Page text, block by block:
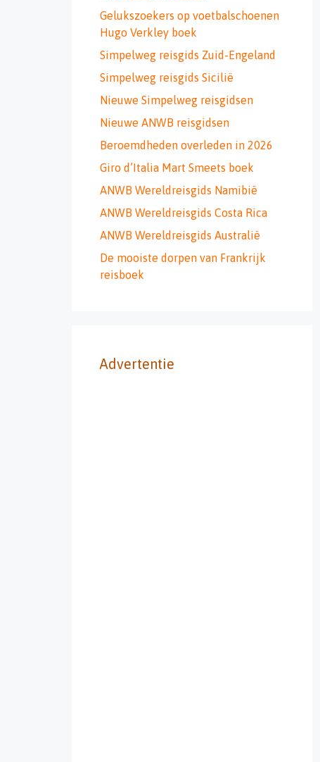
Gelukszoekers op voetbalschoenen
Hugo Verkley boek
Simpelweg reisgids Zuid-Engeland
Simpelweg reisgids Sicilië
Nieuwe Simpelweg reisgidsen
Nieuwe ANWB reisgidsen
Beroemdheden overleden in 2026
Giro d’Italia Mart Smeets boek
ANWB Wereldreisgids Namibië
ANWB Wereldreisgids Costa Rica
ANWB Wereldreisgids Australië
De mooiste dorpen van Frankrijk
reisboek
Advertentie